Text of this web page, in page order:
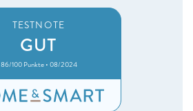
TESTNOTE
GUT
86/100 Punkte • 08/2024